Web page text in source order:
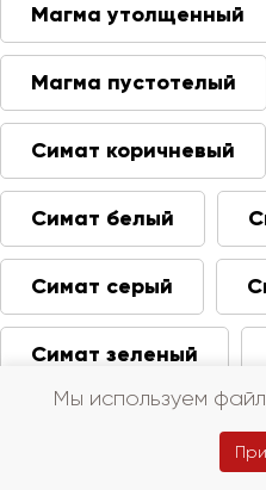
Магма утолщенный
Магма пустотелый
Симат коричневый
Симат белый
Симат серый
Симат зеленый
Мы используем